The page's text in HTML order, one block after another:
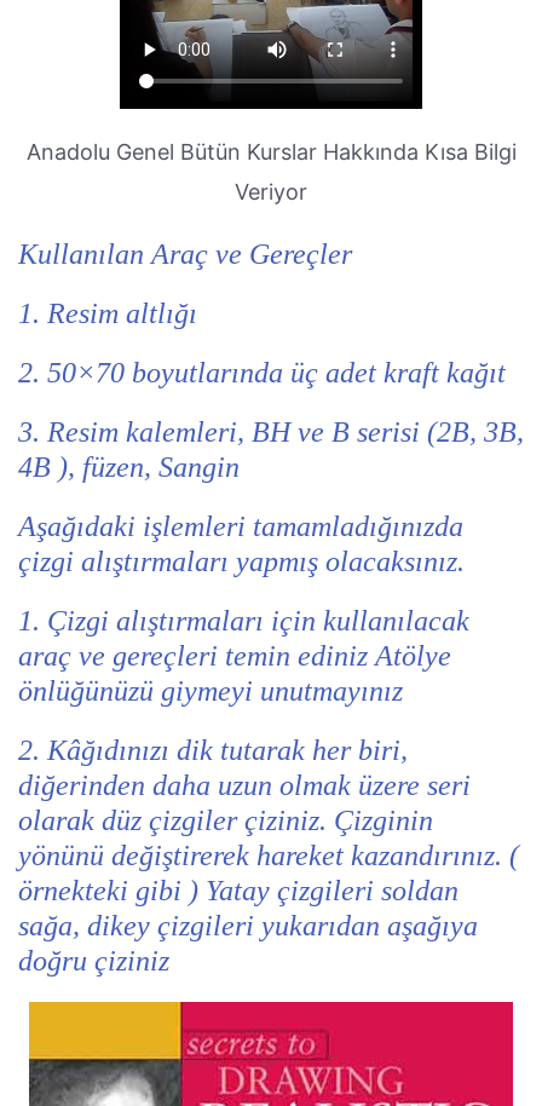
Anadolu Genel Bütün Kurslar Hakkında Kısa Bilgi
Veriyor
Kullanılan Araç ve Gereçler
1. Resim altlığı
2. 50×70 boyutlarında üç adet kraft kağıt
3. Resim kalemleri, BH ve B serisi (2B, 3B,
4B ), füzen, Sangin
Aşağıdaki işlemleri tamamladığınızda
çizgi alıştırmaları yapmış olacaksınız.
1. Çizgi alıştırmaları için kullanılacak
araç ve gereçleri temin ediniz Atölye
önlüğünüzü giymeyi unutmayınız
2. Kâğıdınızı dik tutarak her biri,
diğerinden daha uzun olmak üzere seri
olarak düz çizgiler çiziniz. Çizginin
yönünü değiştirerek hareket kazandırınız. (
örnekteki gibi ) Yatay çizgileri soldan
sağa, dikey çizgileri yukarıdan aşağıya
doğru çiziniz